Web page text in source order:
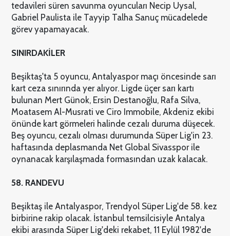
tedavileri süren savunma oyuncuları Necip Uysal,
Gabriel Paulista ile Tayyip Talha Sanuç mücadelede
görev yapamayacak.
SINIRDAKİLER
Beşiktaş'ta 5 oyuncu, Antalyaspor maçı öncesinde sarı
kart ceza sınırında yer alıyor. Ligde üçer sarı kartı
bulunan Mert Günok, Ersin Destanoğlu, Rafa Silva,
Moatasem Al-Musrati ve Ciro Immobile, Akdeniz ekibi
önünde kart görmeleri halinde cezalı duruma düşecek.
Beş oyuncu, cezalı olması durumunda Süper Lig'in 23.
haftasında deplasmanda Net Global Sivasspor ile
oynanacak karşılaşmada formasından uzak kalacak.
58. RANDEVU
Beşiktaş ile Antalyaspor, Trendyol Süper Lig'de 58. kez
birbirine rakip olacak. İstanbul temsilcisiyle Antalya
ekibi arasında Süper Lig'deki rekabet, 11 Eylül 1982'de